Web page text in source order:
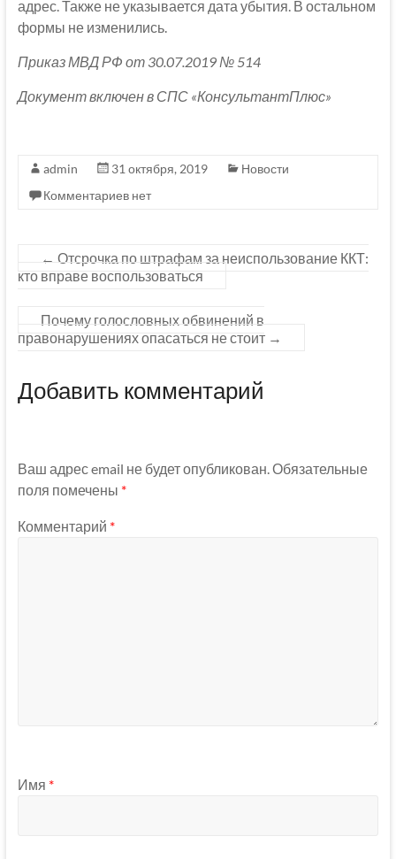
адрес. Также не указывается дата убытия. В остальном
формы не изменились.
Приказ МВД РФ от 30.07.2019 № 514
Документ включен в СПС «КонсультантПлюс»
admin 31 октября, 2019
Новости
Комментариев нет
← Отсрочка по штрафам за неиспользование ККТ:
кто вправе воспользоваться
Почему голословных обвинений в
правонарушениях опасаться не стоит →
Добавить комментарий
Ваш адрес email не будет опубликован. Обязательные
поля помечены *
Комментарий *
Имя *